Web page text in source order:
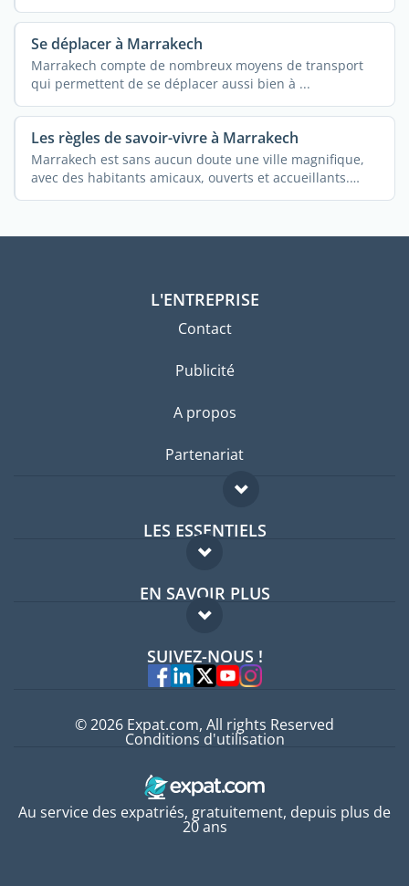
Se déplacer à Marrakech
Marrakech compte de nombreux moyens de transport
qui permettent de se déplacer aussi bien à ...
Les règles de savoir-vivre à Marrakech
Marrakech est sans aucun doute une ville magnifique,
avec des habitants amicaux, ouverts et accueillants.
Gardez ...
L'ENTREPRISE
Contact
Publicité
A propos
Partenariat
LES ESSENTIELS
Forum expatriés
Guides pays
EN SAVOIR PLUS
FAQ
Experts
SUIVEZ-NOUS !
Au service des expatriés, gratuitement, depuis plus de
20 ans
© 2026 Expat.com, All rights Reserved
Conditions d'utilisation